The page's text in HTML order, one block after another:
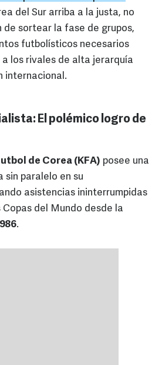
del Sur arriba a la justa, no
de sortear la fase de grupos,
futbolísticos necesarios
a los rivales de alta jerarquía
internacional.
El polémico logro de
de Corea (KFA) posee una
sin paralelo en su
asistencias ininterrumpidas
del Mundo desde la
.